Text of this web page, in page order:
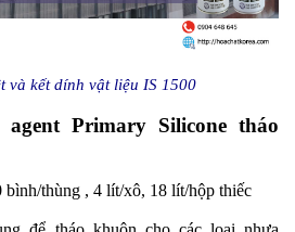
và kết dính vật liệu IS 1500
agent Primary Silicone tháo
thùng , 4 lít/xô, 18 lít/hộp thiếc